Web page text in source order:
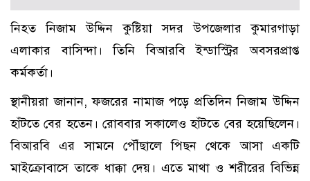
নিহত নিজাম উদ্দিন কুষ্টিয়া সদর উপজেলার কুমারগাড়া
এলাকার বাসিন্দা। তিনি বিআরবি ইন্ডাস্ট্রির অবসরপ্রাপ্ত
কর্মকর্তা।
স্থানীয়রা জানান, ফজরের নামাজ পড়ে প্রতিদিন নিজাম উদ্দিন
হাঁটতে বের হতেন। রোববার সকালেও হাঁটতে বের হয়েছিলেন।
বিআরবি এর সামনে পৌঁছালে পিছন থেকে আসা একটি
মাইক্রোবাসে তাকে ধাক্কা দেয়। এতে মাথা ও শরীরের বিভিন্ন